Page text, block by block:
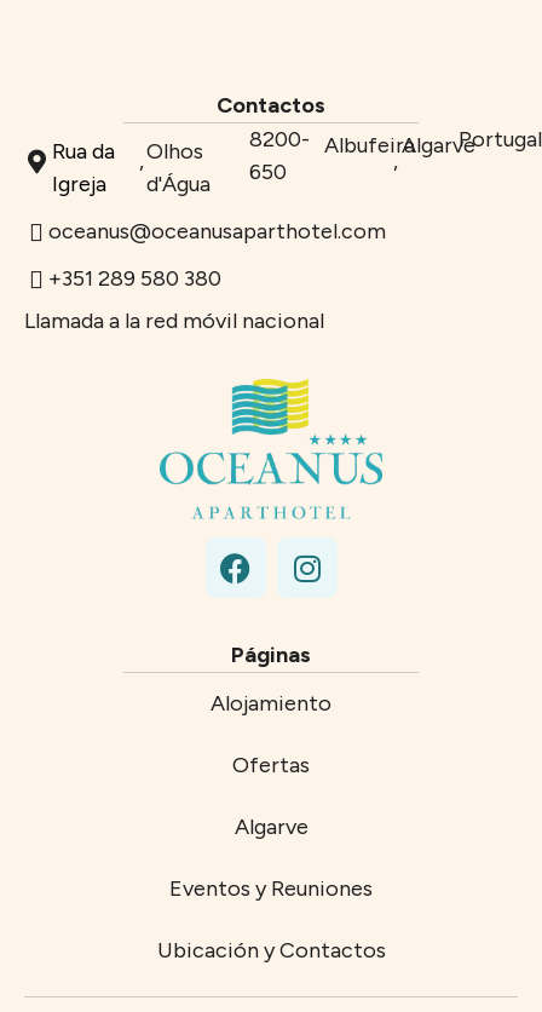
Contactos
Rua da
Igreja
,Olhos
d'Água
8200-
650
Albufeira
,
AlgarvePortugal
oceanus@oceanusaparthotel.com
+351 289 580 380
Llamada a la red móvil nacional
Páginas
Alojamiento
Ofertas
Algarve
Eventos y Reuniones
Ubicación y Contactos